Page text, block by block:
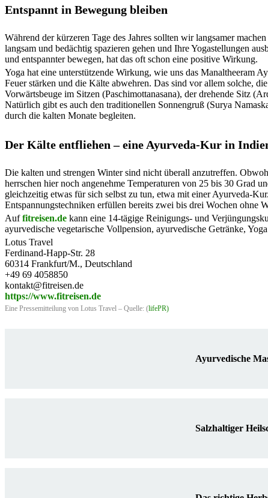
Entspannt in Bewegung bleiben
Während der kürzeren Tage des Jahres sollten wir langsamer
langsam und bedächtig spazieren gehen und Ihre Yogastellungen
und entspannter bewegen, hat das oft schon eine positive Wirkung.
Yoga hat eine unterstützende Wirkung, wie uns das Manaltheeram
Feuer stärken und die Kälte abwehren. Das sind vor allem solche,
Vorwärtsbeuge im Sitzen (Paschimottanasana), der drehende Sitz
Natürlich gibt es auch den traditionellen Sonnengruß (Surya
durch die kalten Monate begleiten.
Der Kälte entfliehen – eine Ayurveda-Kur in
Die kalten und strengen Winter sind nicht überall anzutreffen.
herrschen hier noch angenehme Temperaturen von 25 bis 30 Grad
gleichzeitig etwas für sich selbst zu tun, etwa mit einer Ayurveda-
Entspannungstechniken erfüllen bereits zwei bis drei Wochen ohne
Auffitreisen.de kann eine 14-tägige Reinigungs- und
ayurvedische vegetarische Vollpension, ayurvedische Getränke,
Lotus Travel
Ferdinand-Happ-Str. 28
60314 Frankfurt/M., Deutschland
+49 69 4058850
kontakt@fitreisen.de
https://www.fitreisen.de
Eine Pressemitteilung von Lotus Travel – Quelle: (lifePR)
Ayurvedische
Salzhaltiger